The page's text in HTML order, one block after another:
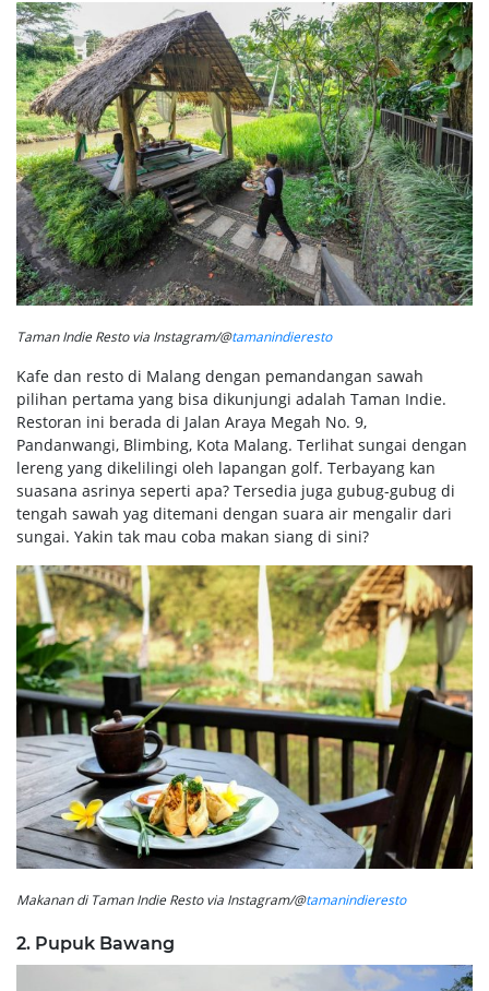
Taman Indie Resto via Instagram/@tamanindieresto
Kafe dan resto di Malang dengan pemandangan sawah
pilihan pertama yang bisa dikunjungi adalah Taman Indie.
Restoran ini berada di Jalan Araya Megah No. 9,
Pandanwangi, Blimbing, Kota Malang. Terlihat sungai dengan
lereng yang dikelilingi oleh lapangan golf. Terbayang kan
suasana asrinya seperti apa? Tersedia juga gubug-gubug di
tengah sawah yag ditemani dengan suara air mengalir dari
sungai. Yakin tak mau coba makan siang di sini?
Makanan di Taman Indie Resto via Instagram/@tamanindieresto
2. Pupuk Bawang